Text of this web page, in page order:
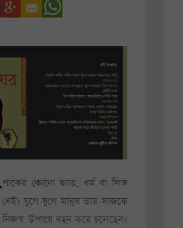
শাকের কোনো জাত, ধর্ম বা লিঙ্গ
নেই। যুগে যুগে মানুষ তার সাজকে
নিজস্ব উপায়ে বহন করে চলেছেন।